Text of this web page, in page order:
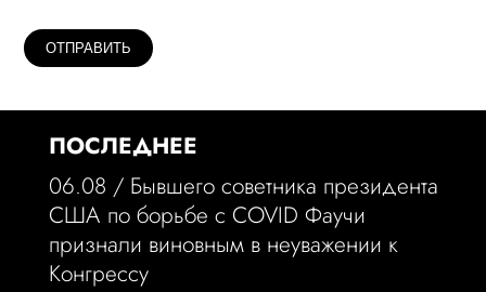
ПОСЛЕДНЕЕ
06.08 / Бывшего советника президента
США по борьбе с COVID Фаучи
признали виновным в неуважении к
Конгрессу